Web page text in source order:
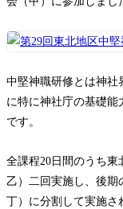
中堅神職研修とは神社
に特に神社庁の基礎
です。
全課程20日間のうち東
乙）二回実施し、後期
丁）に分割して実施さ